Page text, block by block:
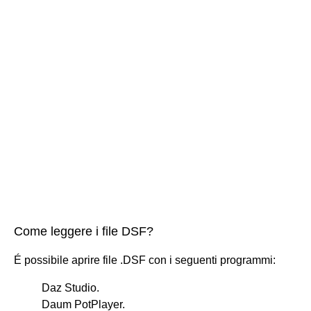
Come leggere i file DSF?
É possibile aprire file .DSF con i seguenti programmi:
Daz Studio.
Daum PotPlayer.